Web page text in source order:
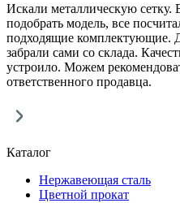
Искали металлическую
подобрать модель, все
подходящие комплектующие.
забрали сами со склада.
устроило. Можем
ответственного продавца.
Каталог
Нержавеющая сталь
Цветной прокат